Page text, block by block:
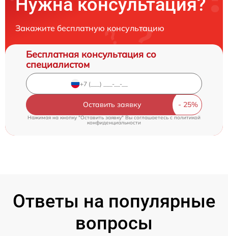
Нужна консультация?
Закажите бесплатную консультацию
Бесплатная консультация со
специалистом
Оставить заявку
Нажимая на кнопку "Оставить заявку" Вы соглашаетесь c политикой
конфиденциальности
Ответы на популярные
вопросы